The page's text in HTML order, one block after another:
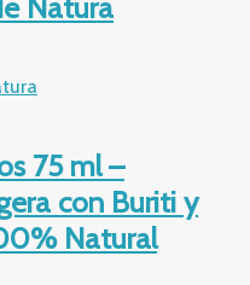
75 ml –
con Buriti y
Natural